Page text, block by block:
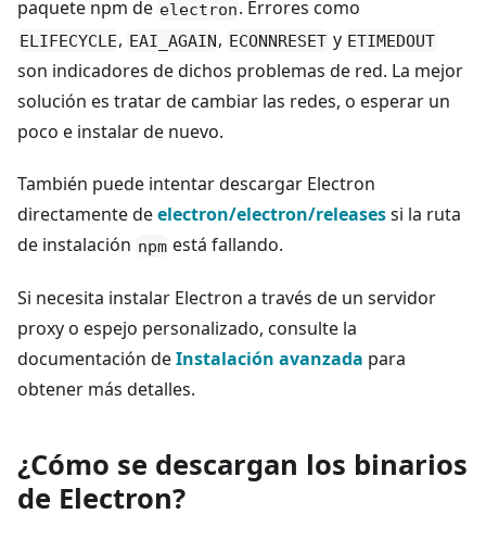
paquete npm de electron. Errores como
ELIFECYCLE, EAI_AGAIN, ECONNRESET y ETIMEDOUT
son indicadores de dichos problemas de red. La mejor
solución es tratar de cambiar las redes, o esperar un
poco e instalar de nuevo.
También puede intentar descargar Electron
directamente deelectron/electron/releasessi la ruta
de instalación npm está fallando.
Si necesita instalar Electron a través de un servidor
proxy o espejo personalizado, consulte la
documentación deInstalación avanzada para
obtener más detalles.
¿Cómo se descargan los binarios
de Electron?